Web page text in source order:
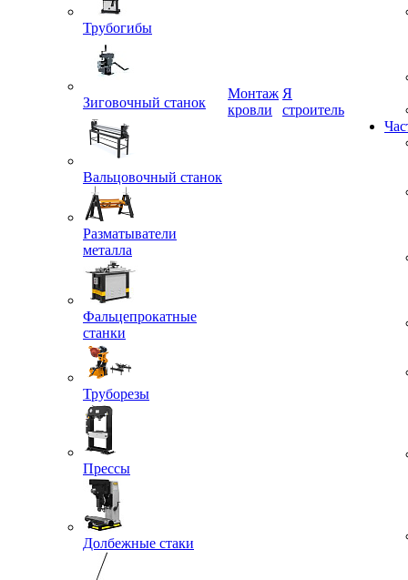
Трубогибы
Зиговочный станок
Вальцовочный станок
Разматыватели
металла
Фальцепрокатные
станки
Труборезы
Прессы
Долбежные стаки
Монтаж
кровли
Я
строитель